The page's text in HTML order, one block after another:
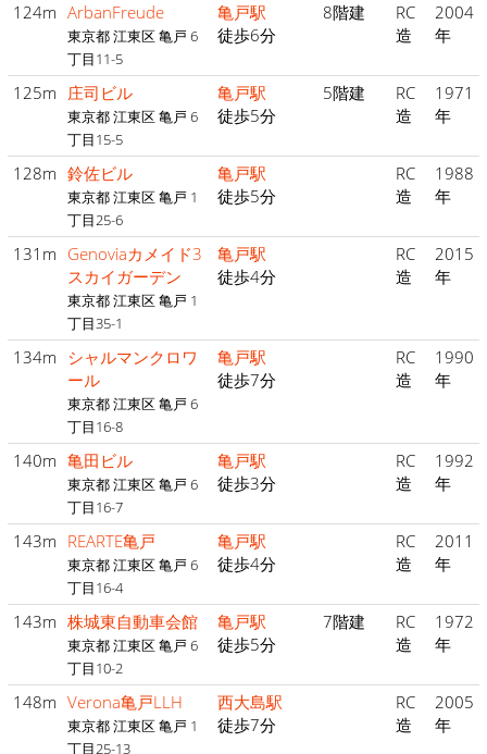
124m ArbanFreude
東京都 江東区 亀戸 6
丁目11-5
亀戸駅
徒歩6分
8階建
RC
造
2004
年
125m 庄司ビル
東京都 江東区 亀戸 6
丁目15-5
亀戸駅
徒歩5分
5階建
RC
造
1971
年
128m 鈴佐ビル
東京都 江東区 亀戸 1
丁目25-6
亀戸駅
徒歩5分
RC
造
1988
年
131m Genoviaカメイド3
スカイガーデン
東京都 江東区 亀戸 1
丁目35-1
亀戸駅
徒歩4分
RC
造
2015
年
134m シャルマンクロワ
ール
東京都 江東区 亀戸 6
丁目16-8
亀戸駅
徒歩7分
RC
造
1990
年
140m 亀田ビル
東京都 江東区 亀戸 6
丁目16-7
亀戸駅
徒歩3分
RC
造
1992
年
143m REARTE亀戸
東京都 江東区 亀戸 6
丁目16-4
亀戸駅
徒歩4分
RC
造
2011
年
143m 株城東自動車会館
東京都 江東区 亀戸 6
丁目10-2
亀戸駅
徒歩5分
7階建
RC
造
1972
年
148m Verona亀戸LLH
東京都 江東区 亀戸 1
丁目25-13
西大島駅
徒歩7分
RC
造
2005
年